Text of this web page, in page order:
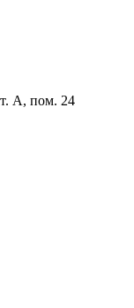
А, пом. 24